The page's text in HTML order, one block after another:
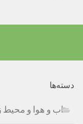
دسته‌ها
اب و هوا و